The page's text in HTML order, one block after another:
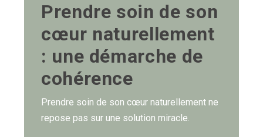
Prendre soin de son
cœur naturellement
: une démarche de
cohérence
Prendre soin de son cœur naturellement ne
repose pas sur une solution miracle.